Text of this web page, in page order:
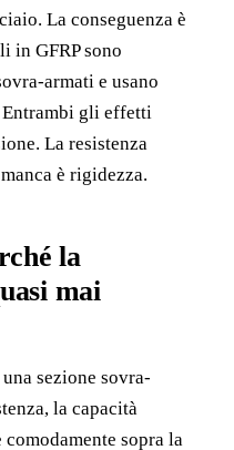
La conseguenza è
in GFRP sono
armati e usano
gli effetti
La resistenza
è rigidezza.
la
mai
sezione sovra-
la capacità
sopra la